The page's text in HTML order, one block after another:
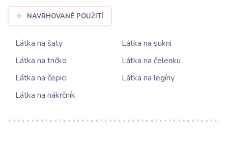
NAVRHOVANÉ POUŽITÍ
Látka na šaty
Látka na sukni
Látka na tričko
Látka na čelenku
Látka na čepici
Látka na legíny
Látka na nákrčník